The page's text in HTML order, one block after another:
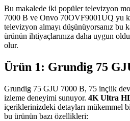
Bu makalede iki popüler televizyon
7000 B ve Onvo 70OVF9001UQ yu
televizyon almayı düşünüyorsanız bu
ürünün ihtiyaçlarınıza daha uygun
olur.
Ürün 1: Grundig 75
Grundig 75 GJU 7000 B, 75 inçlik dev
izleme deneyimi sunuyor. 4K Ultra
içeriklerinizdeki detayları mükemmel
bu ürünün bazı özellikleri: